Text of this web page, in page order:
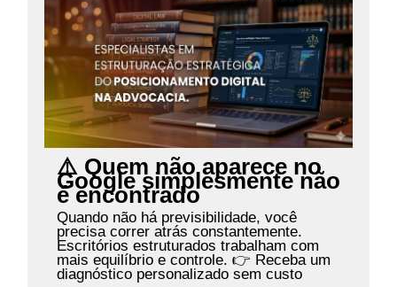
⚠️ Quem não aparece no
Google simplesmente não
é encontrado
Quando não há previsibilidade, você
precisa correr atrás constantemente.
Escritórios estruturados trabalham com
mais equilíbrio e controle. 👉 Receba um
diagnóstico personalizado sem custo